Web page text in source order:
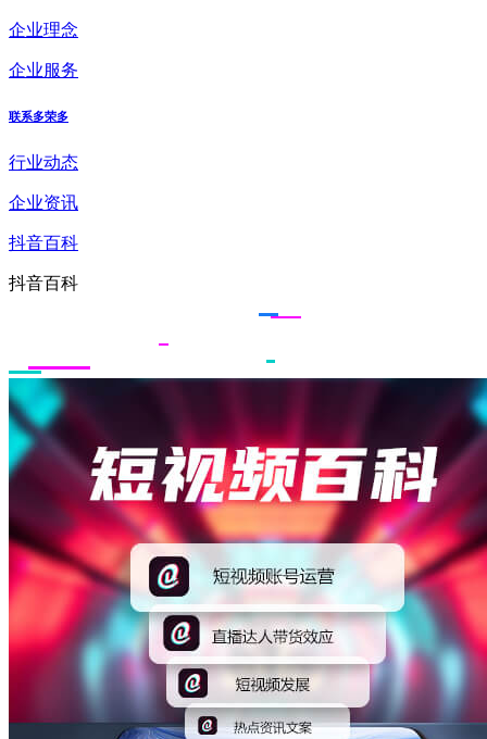
企业理念
企业服务
联系多荣多
行业动态
企业资讯
抖音百科
抖音百科